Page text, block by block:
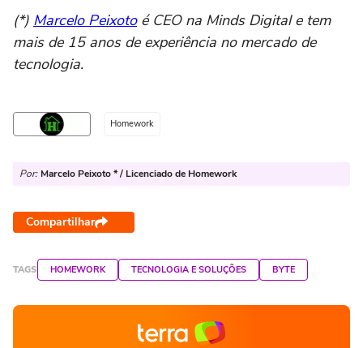
(*) Marcelo Peixotoé CEO na Minds Digital e tem
mais de 15 anos de experiência no mercado de
tecnologia.
Homework
Por: Marcelo Peixoto * / Licenciado de Homework
Compartilhar
TAGS HOMEWORK TECNOLOGIA E SOLUÇÕES BYTE